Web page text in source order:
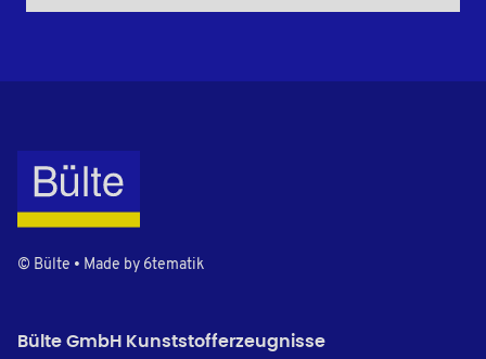
© Bülte • Made by 6tematik
Bülte GmbH Kunststofferzeugnisse